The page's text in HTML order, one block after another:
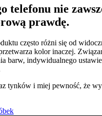
telefonu nie
prawdę.
często różni się od
kolor inaczej.
barw, indywidualnego
tynków i miej pewność, że